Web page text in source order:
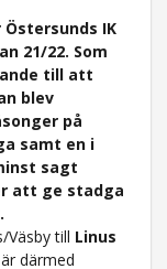
IK
21/22. Som
till att
blev
på
samt en i
sagt
att ge stadga
Väsby till Linus
därmed